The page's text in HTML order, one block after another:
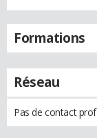
Formations
Réseau
Pas de contact